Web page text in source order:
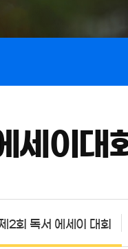
세이대
2회 독서 에세이 대회